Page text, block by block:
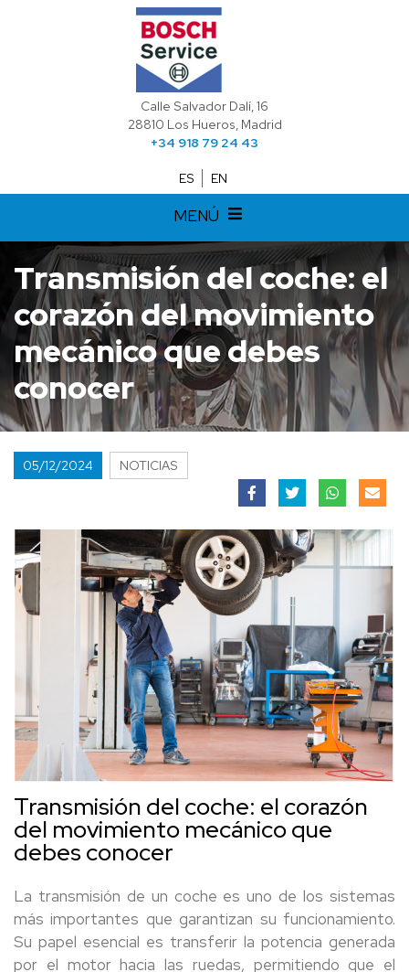
Calle Salvador Dalí, 16
28810 Los Hueros, Madrid
+34 918 79 24 43
ES EN
MENÚ
Transmisión del coche: el
corazón del movimiento
mecánico que debes
conocer
05/12/2024 NOTICIAS
Transmisión del coche: el corazón
del movimiento mecánico que
debes conocer
La transmisión de un coche es uno de los sistemas
más importantes que garantizan su funcionamiento.
Su papel esencial es transferir la potencia generada
por el motor hacia las ruedas, permitiendo que el